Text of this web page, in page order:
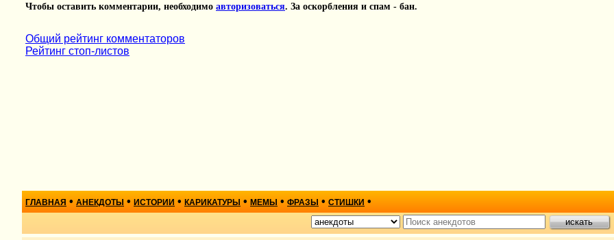
Чтобы оставить комментарии, необходимо авторизоваться. За оскорбления и спам - бан.
Общий рейтинг комментаторов
Рейтинг стоп-листов
ГЛАВНАЯ • АНЕКДОТЫ • ИСТОРИИ • КАРИКАТУРЫ • МЕМЫ • ФРАЗЫ • СТИШКИ •